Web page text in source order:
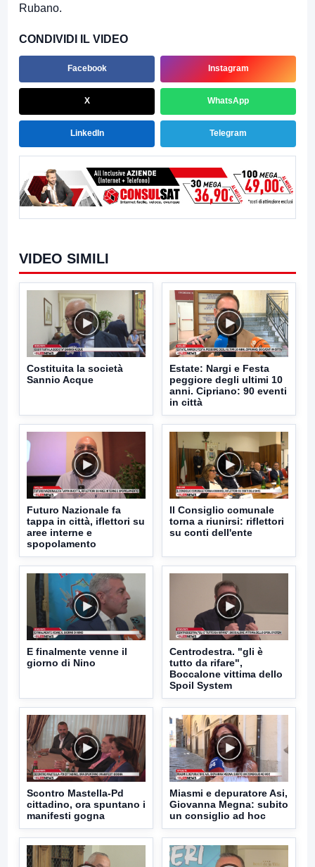
Rubano.
CONDIVIDI IL VIDEO
Facebook Instagram
X WhatsApp
LinkedIn Telegram
VIDEO SIMILI
Costituita la società
Sannio Acque
Estate: Nargi e Festa
peggiore degli ultimi 10
anni. Cipriano: 90 eventi
in città
Futuro Nazionale fa
tappa in città, iflettori su
aree interne e
spopolamento
Il Consiglio comunale
torna a riunirsi: riflettori
su conti dell'ente
E finalmente venne il
giorno di Nino
Centrodestra. "gli è
tutto da rifare",
Boccalone vittima dello
Spoil System
Scontro Mastella-Pd
cittadino, ora spuntano i
manifesti gogna
Miasmi e depuratore Asi,
Giovanna Megna: subito
un consiglio ad hoc